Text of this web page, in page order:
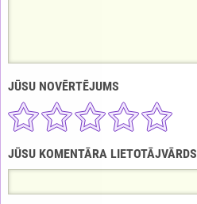
JŪSU NOVĒRTĒJUMS
JŪSU KOMENTĀRA LIETOTĀJVĀRDS